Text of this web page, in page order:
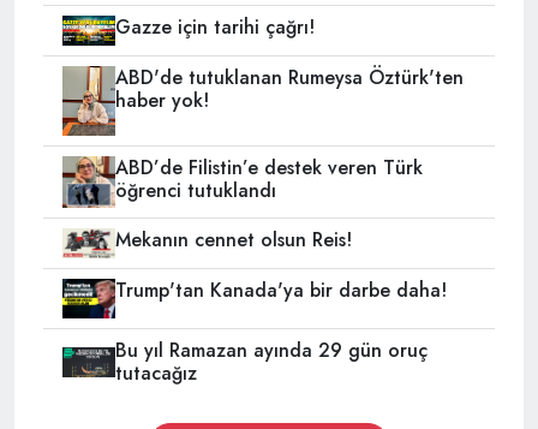
Gazze için tarihi çağrı!
ABD'de tutuklanan Rumeysa Öztürk'ten
haber yok!
ABD’de Filistin’e destek veren Türk
öğrenci tutuklandı
Mekanın cennet olsun Reis!
Trump'tan Kanada'ya bir darbe daha!
Bu yıl Ramazan ayında 29 gün oruç
tutacağız